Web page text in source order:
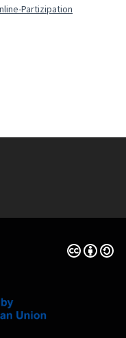
Partizipation
Creative
(Externer